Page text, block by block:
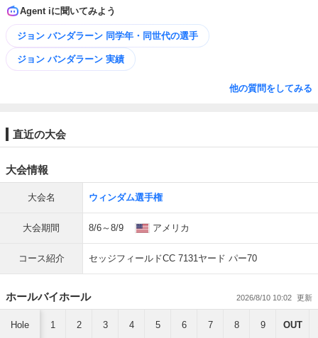
Agent iに聞いてみよう
ジョン バンダラーン 同学年・同世代の選手
ジョン バンダラーン 実績
他の質問をしてみる
直近の大会
大会情報
大会名 ウィンダム選手権
大会期間 8/6～8/9 アメリカ
コース紹介 セッジフィールドCC 7131ヤード パー70
ホールバイホール 2026/8/10 10:02
Hole 1 2 3 4 5 6 7 8 9 OUT